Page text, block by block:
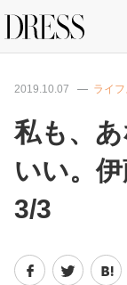
特集記
ライフ
2019.10.07 ライ
私も、
いい。
3/3